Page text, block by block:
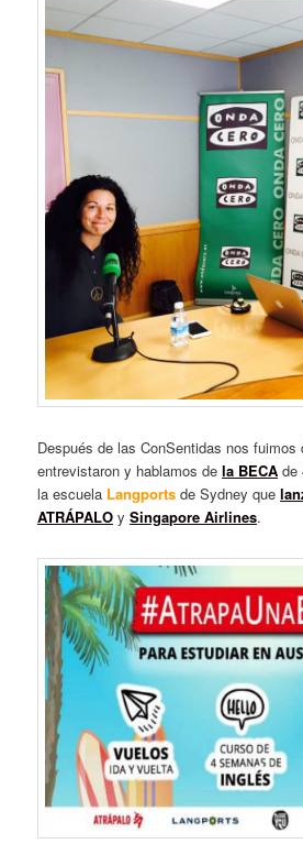
Después de las ConSentidas nos
entrevistaron y hablamos dela BECA de
la escuela Langports de Sydney que
ATRÁPALO ySingapore Airlines.